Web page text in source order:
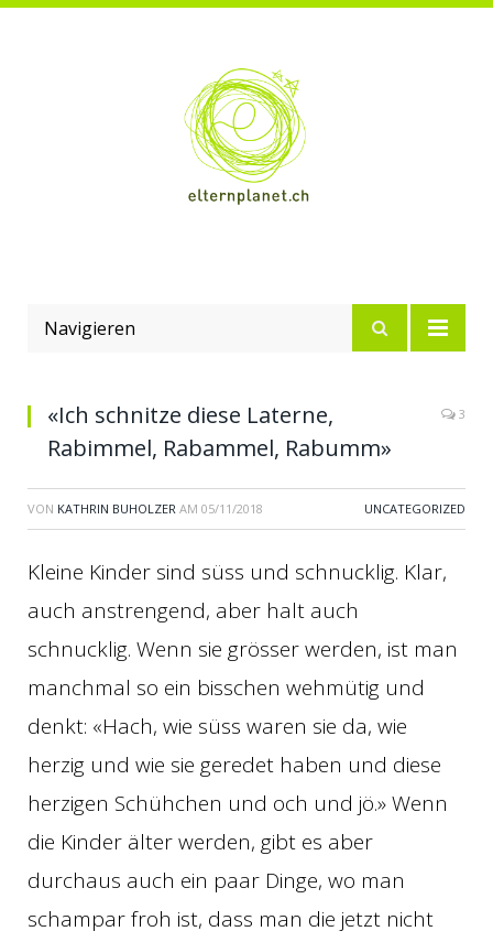
Navigieren
«Ich schnitze diese Laterne,
Rabimmel, Rabammel, Rabumm»
3
VON KATHRIN BUHOLZER AM 05/11/2018 UNCATEGORIZED
Kleine Kinder sind süss und schnucklig. Klar,
auch anstrengend, aber halt auch
schnucklig. Wenn sie grösser werden, ist man
manchmal so ein bisschen wehmütig und
denkt: «Hach, wie süss waren sie da, wie
herzig und wie sie geredet haben und diese
herzigen Schühchen und och und jö.» Wenn
die Kinder älter werden, gibt es aber
durchaus auch ein paar Dinge, wo man
schampar froh ist, dass man die jetzt nicht